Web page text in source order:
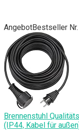
AngebotBestseller Nr.
Brennenstuhl
(IP44, Kabel für